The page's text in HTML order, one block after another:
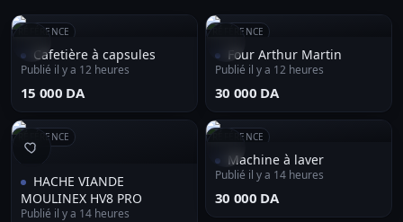
RÉFÉRENCE
Cafetière à capsules
Publié il y a 12 heures
⁦15 000 DA⁩
RÉFÉRENCE
Four Arthur Martin
Publié il y a 12 heures
⁦30 000 DA⁩
RÉFÉRENCE
HACHE VIANDE
MOULINEX HV8 PRO
Publié il y a 14 heures
RÉFÉRENCE
Machine à laver
Publié il y a 14 heures
⁦30 000 DA⁩